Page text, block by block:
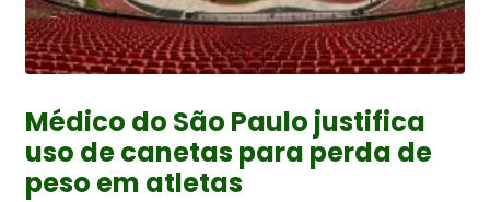
Médico do São Paulo justifica
uso de canetas para perda de
peso em atletas